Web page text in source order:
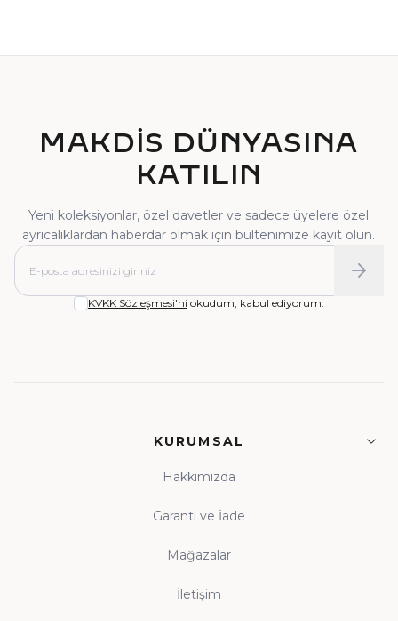
MAKDİS DÜNYASINA
KATILIN
Yeni koleksiyonlar, özel davetler ve sadece üyelere özel
ayrıcalıklardan haberdar olmak için bültenimize kayıt olun.
KVKK Sözleşmesi'ni okudum, kabul ediyorum.
KURUMSAL
Hakkımızda
Garanti ve İade
Mağazalar
İletişim